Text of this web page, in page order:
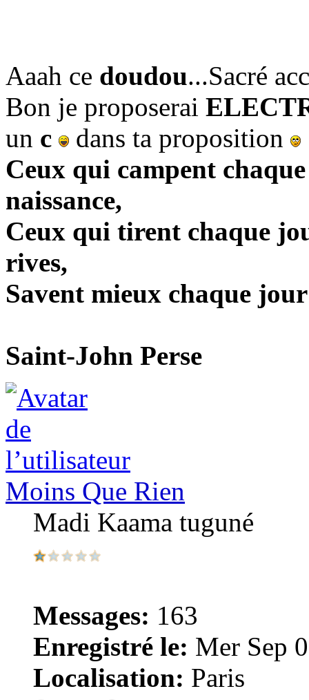
Aaah ce doudou...Sacré
Bon je proposerai
un c
dans ta proposition
Ceux qui campent
naissance,
Ceux qui tirent chaque
rives,
Savent mieux chaque
Saint-John Perse
Moins Que Rien
Madi Kaama tuguné
Messages: 163
Enregistré le: Mer Sep
Localisation: Paris